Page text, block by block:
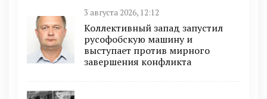
3 августа 2026, 12:12
Коллективный запад запустил
русофобскую машину и
выступает против мирного
завершения конфликта